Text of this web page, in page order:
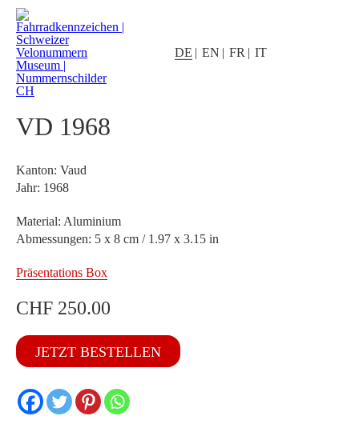
DE EN FR IT
VD 1968
Kanton: Vaud
Jahr: 1968
Material: Aluminium
Abmessungen: 5 x 8 cm / 1.97 x 3.15 in
Präsentations Box
CHF 250.00
VD
1968
Menge
JETZT BESTELLEN